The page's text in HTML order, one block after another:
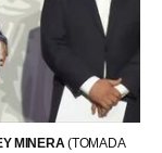
MINERA(TOMADA